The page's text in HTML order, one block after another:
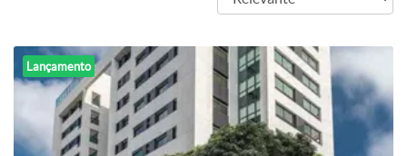
Lançamento